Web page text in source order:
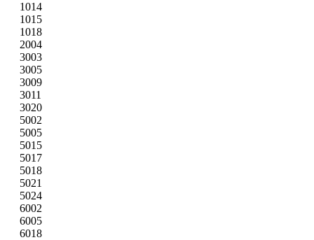
1014
1015
1018
2004
3003
3005
3009
3011
3020
5002
5005
5015
5017
5018
5021
5024
6002
6005
6018